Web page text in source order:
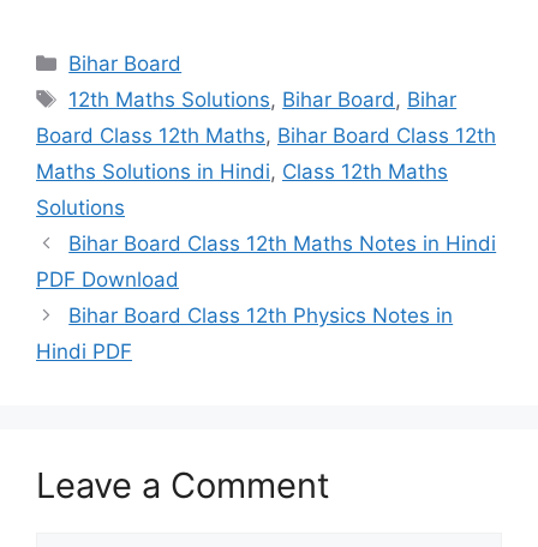
Categories
Bihar Board
Tags
12th Maths Solutions, Bihar Board, Bihar
Board Class 12th Maths, Bihar Board Class 12th
Maths Solutions in Hindi, Class 12th Maths
Solutions
Bihar Board Class 12th Maths Notes in Hindi
PDF Download
Bihar Board Class 12th Physics Notes in
Hindi PDF
Leave a Comment